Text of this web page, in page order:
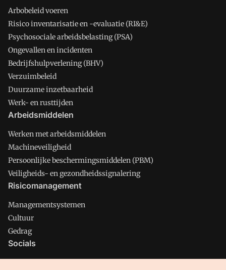
Arbobeleid voeren
Risico inventarisatie en -evaluatie (RI&E)
Psychosociale arbeidsbelasting (PSA)
Ongevallen en incidenten
Bedrijfshulpverlening (BHV)
Verzuimbeleid
Duurzame inzetbaarheid
Werk- en rusttijden
Arbeidsmiddelen
Werken met arbeidsmiddelen
Machineveiligheid
Persoonlijke beschermingsmiddelen (PBM)
Veiligheids- en gezondheidssignalering
Risicomanagement
Managementsystemen
Cultuur
Gedrag
Socials